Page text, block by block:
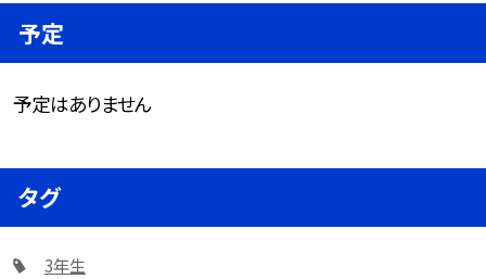
予定
予定はありません
タグ
3年生